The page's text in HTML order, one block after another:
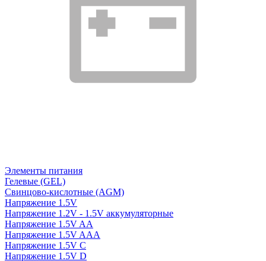
Элементы питания
Гелевые (GEL)
Свинцово-кислотные (AGM)
Напряжение 1.5V
Напряжение 1.2V - 1.5V аккумуляторные
Напряжение 1.5V AA
Напряжение 1.5V AAA
Напряжение 1.5V C
Напряжение 1.5V D